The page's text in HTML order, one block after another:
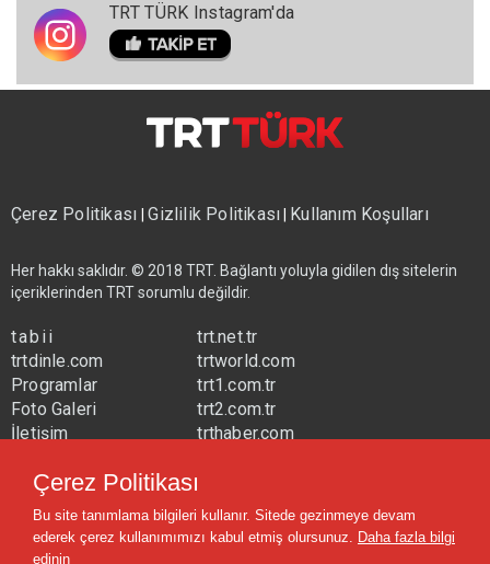
TRT TÜRK Instagram'da
Çerez Politikası|Gizlilik Politikası| Kullanım Koşulları
Her hakkı saklıdır. © 2018 TRT. Bağlantı yoluyla gidilen dış sitelerin
içeriklerinden TRT sorumlu değildir.
tabii
trtdinle.com
Programlar
Foto Galeri
İletişim
trt.net.tr
trtworld.com
trt1.com.tr
trt2.com.tr
trthaber.com
trtavaz.com.tr
trtmuzik.net.tr
trtcocuk.net.tr
Çerez Politikası
Bu site tanımlama bilgileri kullanır. Sitede gezinmeye devam
ederek çerez kullanımımızı kabul etmiş olursunuz. Daha fazla bilgi
edinin